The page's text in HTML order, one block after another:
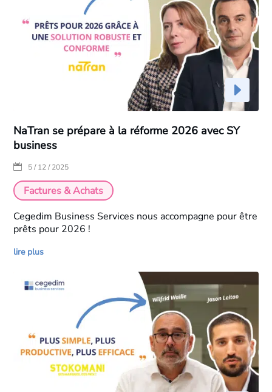
NaTran se prépare à la réforme 2026 avec SY
business
5 / 12 / 2025
Factures & Achats
Cegedim Business Services nous accompagne pour être
prêts pour 2026 !
lire plus